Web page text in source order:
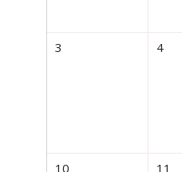
3 4
10 11